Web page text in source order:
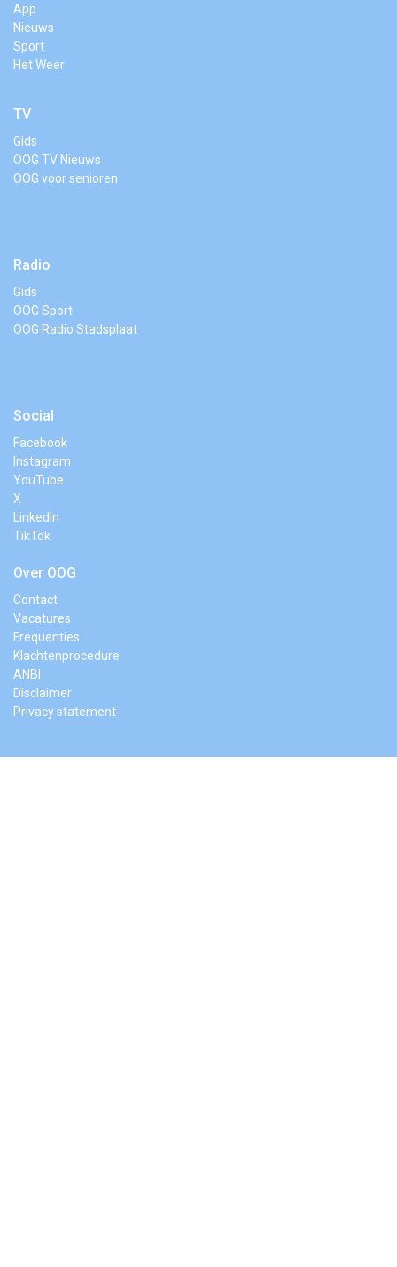
App
Nieuws
Sport
Het Weer
TV
Gids
OOG TV Nieuws
OOG voor senioren
Radio
Gids
OOG Sport
OOG Radio Stadsplaat
Social
Facebook
Instagram
YouTube
X
LinkedIn
TikTok
Over OOG
Contact
Vacatures
Frequenties
Klachtenprocedure
ANBI
Disclaimer
Privacy statement